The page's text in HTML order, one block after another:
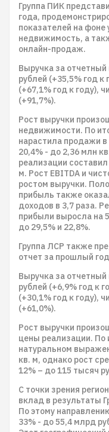
Группа ПИК
года,
показателей на фоне
недвижимость, а
онлайн-продаж.
Выручка за
рублей (+35,5% год к
(+67,1% год к году),
(+91,7%).
Рост выручки
недвижимости. По
нарастила продажи
20,4% - до 2,36 млн
реализации
м. Рост EBITDA и
ростом выручки.
прибыль также
доходов в 3,7 раза.
прибыли выросла на
до 29,5% и 22,8%.
Группа ЛСР также
отчет за прошлый
Выручка за
рублей (+6,9% год к
(+30,1% год к году),
(+61,0%).
Рост выручки
цены реализации. По
натуральном
кв. м, однако рост
12% – до 115 тысяч
С точки зрения
вклад в результаты
По этому
33% - до 55,4 млрд